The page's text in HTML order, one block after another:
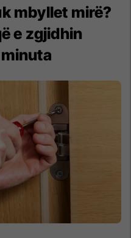
mbyllet mirë?
e zgjidhin